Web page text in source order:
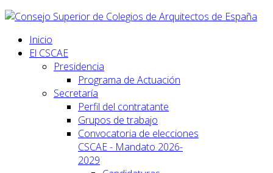
Inicio
El CSCAE
Presidencia
Programa de Actuación
Secretaría
Perfil del contratante
Grupos de trabajo
Convocatoria de elecciones
CSCAE - Mandato 2026-
2029